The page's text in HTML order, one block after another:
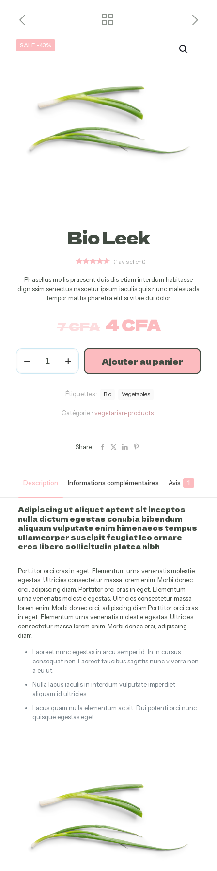
SALE -43%
Bio Leek
sur 5
basé sur
notation
client
(1 avis client)
Phasellus mollis praesent duis dis etiam interdum habitasse
dignissim senectus nascetur ipsum iaculis quis nunc malesuada
tempor mattis pharetra elit si vitae dui dolor
7CFA 4CFA
Ajouter au panier
Catégorie : vegetarian-products
Étiquettes : Bio Vegetables
Share
Description Informations complémentaires Avis 1
Adipiscing ut aliquet aptent sit inceptos
nulla dictum egestas conubia bibendum
aliquam vulputate enim himenaeos tempus
ullamcorper suscipit feugiat leo ornare
eros libero sollicitudin platea nibh
Porttitor orci cras in eget. Elementum urna venenatis molestie
egestas. Ultricies consectetur massa lorem enim. Morbi donec
orci, adipiscing diam. Porttitor orci cras in eget. Elementum
urna venenatis molestie egestas. Ultricies consectetur massa
lorem enim. Morbi donec orci, adipiscing diam.Porttitor orci cras
in eget. Elementum urna venenatis molestie egestas. Ultricies
consectetur massa lorem enim. Morbi donec orci, adipiscing
diam.
Laoreet nunc egestas in arcu semper id. In in cursus
consequat non. Laoreet faucibus sagittis nunc viverra non
a eu ut.
Nulla lacus iaculis in interdum vulputate imperdiet
aliquam id ultricies.
Lacus quam nulla elementum ac sit. Dui potenti orci nunc
quisque egestas eget.